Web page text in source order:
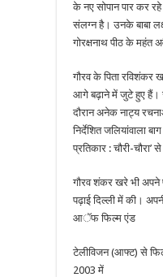
के नए सोपान पार कर रहे
संलग्न है। उनके बाबा
गोरक्षनाथ पीठ के महंत
गौरव के पिता रविशंकर
आगे बढ़ाने में जुटे हुए हैं।
दौरान अनेक नाट्य
निर्देशित जलियांवाला
प्रतिकार : चौरी-
गौरव शंकर खरे भी अपने
पढ़ाई दिल्ली में की।
आॅफ फिल्म एंड
टेलीविजन (आफ्ट) से फिल्म
2003 में